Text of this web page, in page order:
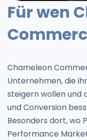
Für wen
Chameleon
Unternehmen, die
steigern wollen und
und Conversion
Besonders dort, wo
Performance